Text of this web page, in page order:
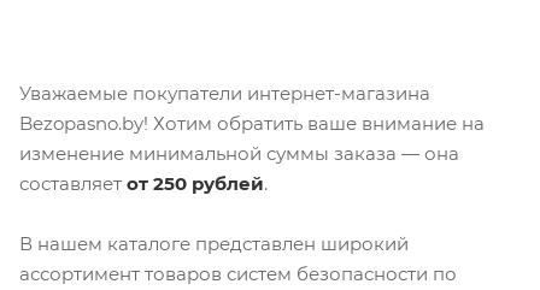
Уважаемые покупатели интернет-магазина
Bezopasno.by! Хотим обратить ваше внимание на
изменение минимальной суммы заказа — она
составляет от 250 рублей.
В нашем каталоге представлен широкий
ассортимент товаров систем безопасности по